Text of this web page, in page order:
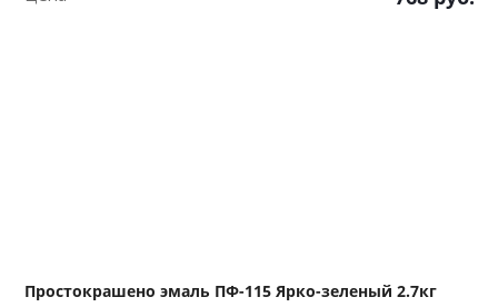
Простокрашено эмаль ПФ-115 Ярко-зеленый 2.7кг